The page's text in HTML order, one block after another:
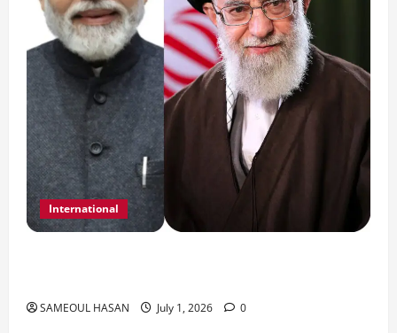
International
SAMEOUL HASAN July 1, 2026 0